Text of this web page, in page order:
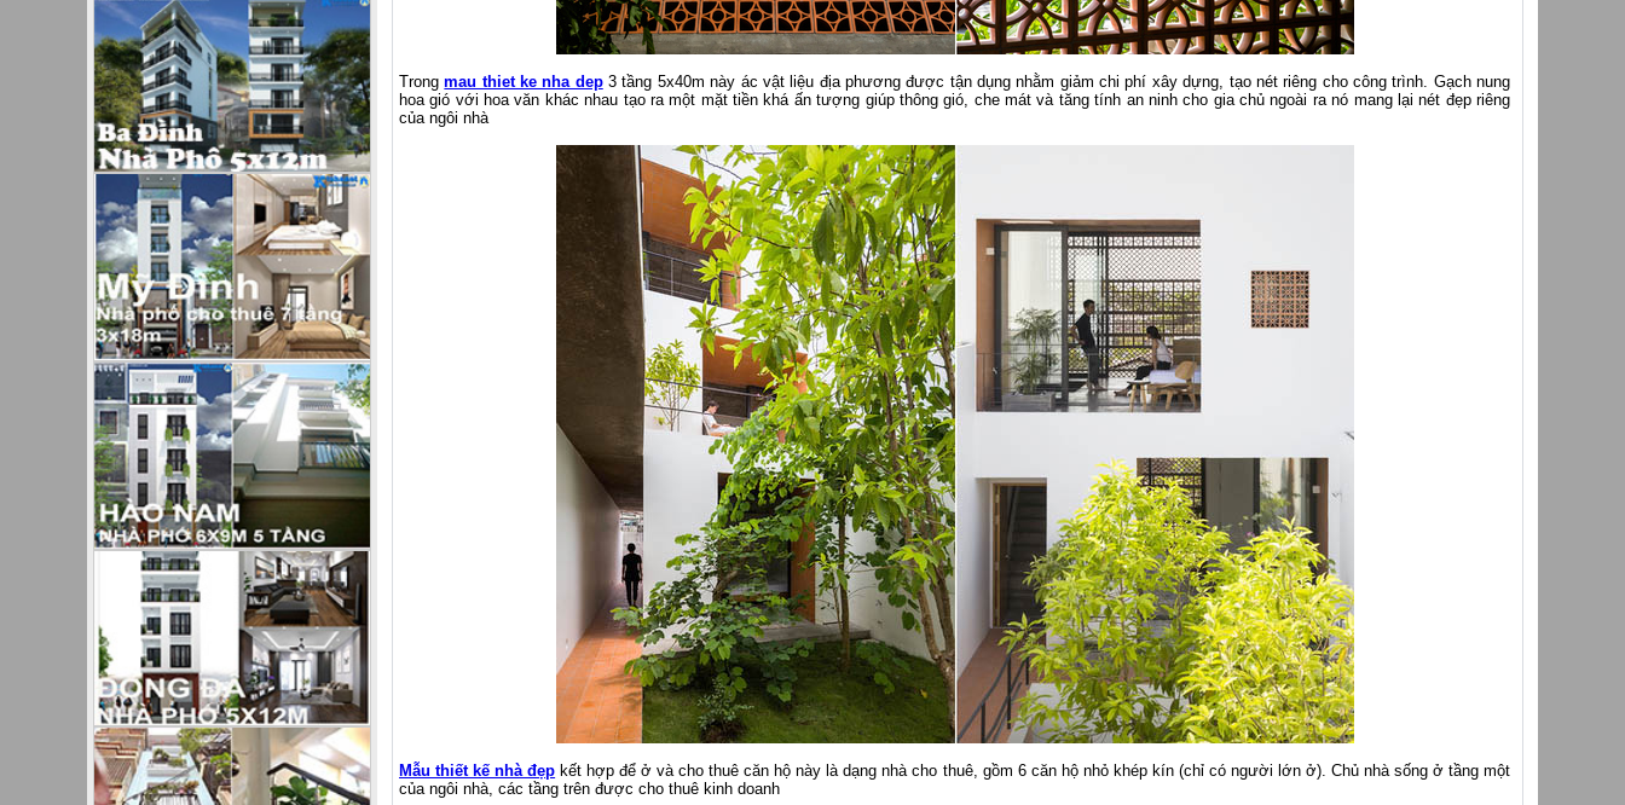
Trongmau thiet ke nha dep3 tầng 5x40m này ác vật liệu địa phương được tận dụng nhằm giảm chi phí xây dựng, tạo nét riêng cho công trình. Gạch nung
hoa gió với hoa văn khác nhau tạo ra một mặt tiền khá ấn tượng giúp thông gió, che mát và tăng tính an ninh cho gia chủ ngoài ra nó mang lại nét đẹp riêng
của ngôi nhà
Mẫu thiết kế nhà đẹp kết hợp để ở và cho thuê căn hộ này là dạng nhà cho thuê, gồm 6 căn hộ nhỏ khép kín (chỉ có người lớn ở). Chủ nhà sống ở tầng một
của ngôi nhà, các tầng trên được cho thuê kinh doanh